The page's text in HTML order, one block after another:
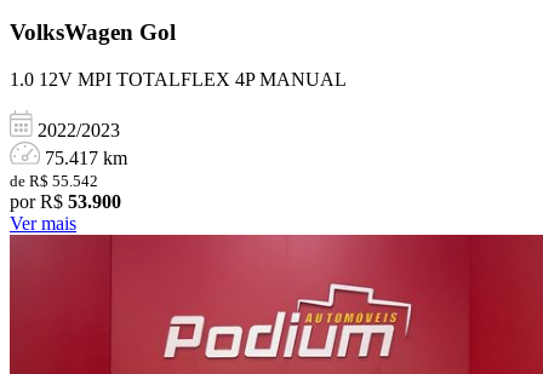
VolksWagen Gol
1.0 12V MPI TOTALFLEX 4P MANUAL
2022/2023
75.417 km
de R$ 55.542
por R$ 53.900
Ver mais